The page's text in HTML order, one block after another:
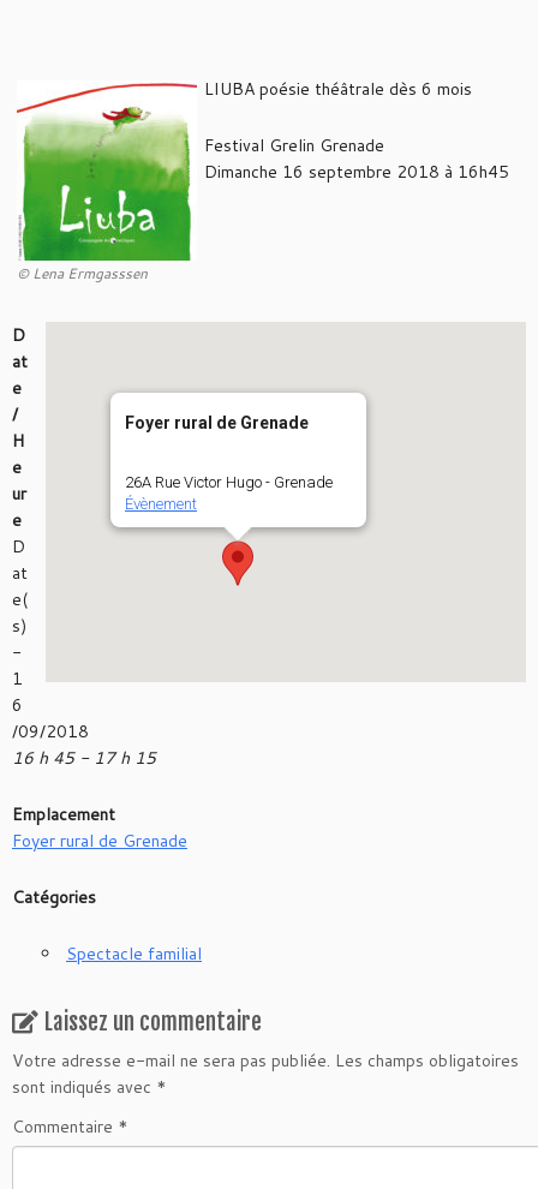
© Lena Ermgasssen
LIUBA poésie théâtrale dès 6 mois
Festival Grelin Grenade
Dimanche 16 septembre 2018 à 16h45
Foyer rural de Grenade
26A Rue Victor Hugo - Grenade
Évènement
D
at
e
/
H
e
ur
e
D
at
e(
s)
-
1
6
/09/2018
16 h 45 - 17 h 15
Emplacement
Foyer rural de Grenade
Catégories
Spectacle familial
Laissez un commentaire
Votre adresse e-mail ne sera pas publiée. Les champs obligatoires
sont indiqués avec *
Commentaire *